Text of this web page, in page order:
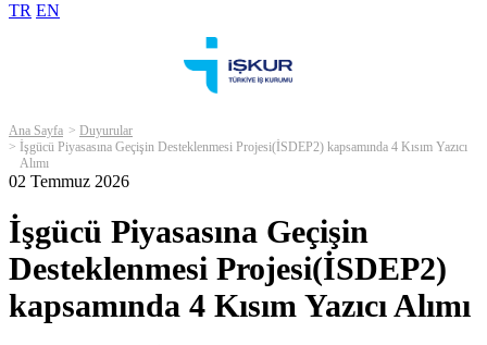
TR EN
Ana Sayfa
Duyurular
İşgücü Piyasasına Geçişin Desteklenmesi Projesi(İSDEP2) kapsamında 4 Kısım Yazıcı
Alımı
02 Temmuz 2026
İşgücü Piyasasına Geçişin
Desteklenmesi Projesi(İSDEP2)
kapsamında 4 Kısım Yazıcı Alımı